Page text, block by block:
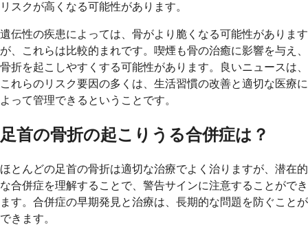
リスクが高くなる可能性があります。
遺伝性の疾患によっては、骨がより脆くなる可能性があります
が、これらは比較的まれです。喫煙も骨の治癒に影響を与え、
骨折を起こしやすくする可能性があります。良いニュースは、
これらのリスク要因の多くは、生活習慣の改善と適切な医療に
よって管理できるということです。
足首の骨折の起こりうる合併症は？
ほとんどの足首の骨折は適切な治療でよく治りますが、潜在的
な合併症を理解することで、警告サインに注意することができ
ます。合併症の早期発見と治療は、長期的な問題を防ぐことが
できます。